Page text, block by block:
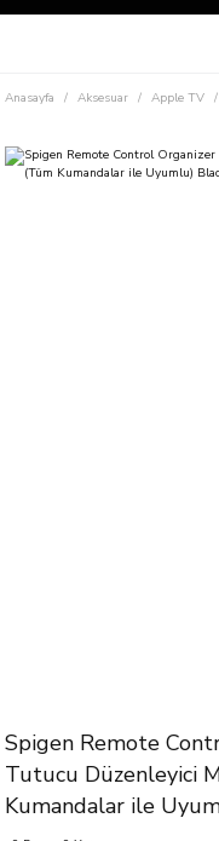
Anasayfa Aksesuar Apple TV
Spigen Remote
Tutucu Düzenleyici
Kumandalar ile